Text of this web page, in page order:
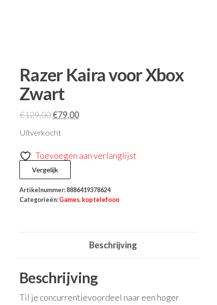
Razer Kaira voor Xbox
Zwart
€129,00€79,00
Uitverkocht
Toevoegen aan verlanglijst
Vergelijk
Artikelnummer: 8886419378624
Categorieën: Games, koptelefoon
Beschrijving
Beschrijving
Til je concurrentievoordeel naar een hoger